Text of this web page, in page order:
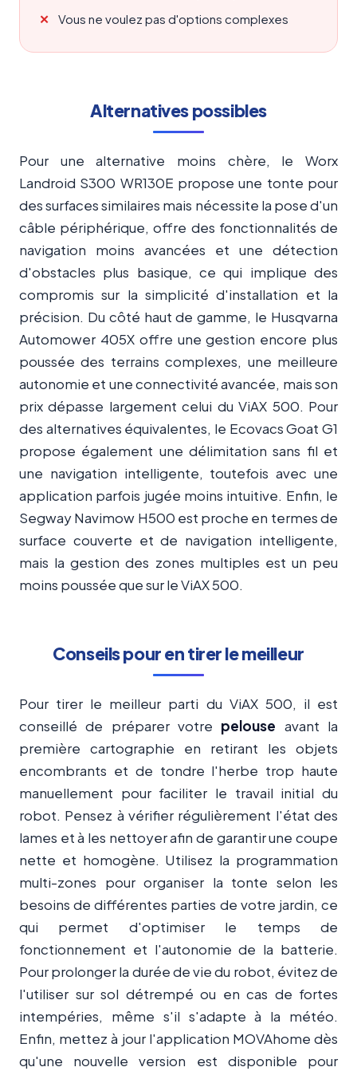
Vous ne voulez pas d'options complexes
Alternatives possibles
Pour une alternative moins chère, le Worx
Landroid S300 WR130E propose une tonte pour
des surfaces similaires mais nécessite la pose d'un
câble périphérique, offre des fonctionnalités de
navigation moins avancées et une détection
d'obstacles plus basique, ce qui implique des
compromis sur la simplicité d'installation et la
précision. Du côté haut de gamme, le Husqvarna
Automower 405X offre une gestion encore plus
poussée des terrains complexes, une meilleure
autonomie et une connectivité avancée, mais son
prix dépasse largement celui du ViAX 500. Pour
des alternatives équivalentes, le Ecovacs Goat G1
propose également une délimitation sans fil et
une navigation intelligente, toutefois avec une
application parfois jugée moins intuitive. Enfin, le
Segway Navimow H500 est proche en termes de
surface couverte et de navigation intelligente,
mais la gestion des zones multiples est un peu
moins poussée que sur le ViAX 500.
Conseils pour en tirer le meilleur
Pour tirer le meilleur parti du ViAX 500, il est
conseillé de préparer votre pelouse avant la
première cartographie en retirant les objets
encombrants et de tondre l'herbe trop haute
manuellement pour faciliter le travail initial du
robot. Pensez à vérifier régulièrement l'état des
lames et à les nettoyer afin de garantir une coupe
nette et homogène. Utilisez la programmation
multi-zones pour organiser la tonte selon les
besoins de différentes parties de votre jardin, ce
qui permet d'optimiser le temps de
fonctionnement et l'autonomie de la batterie.
Pour prolonger la durée de vie du robot, évitez de
l'utiliser sur sol détrempé ou en cas de fortes
intempéries, même s'il s'adapte à la météo.
Enfin, mettez à jour l'application MOVAhome dès
qu'une nouvelle version est disponible pour